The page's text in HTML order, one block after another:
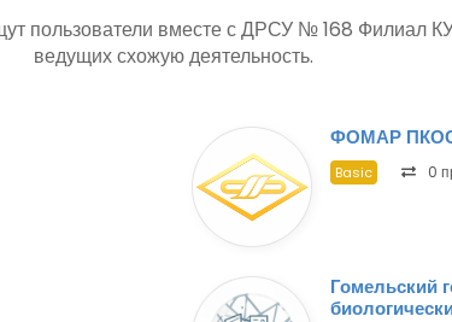
пользователи вместе с ДРСУ № 168 Филиал
ведущих схожую деятельность.
ФОМАР
Basic 0
Гомельский